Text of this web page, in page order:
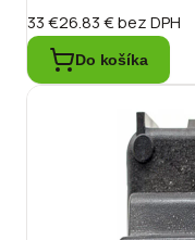
33 €26.83 €bez DPH
Do košíka